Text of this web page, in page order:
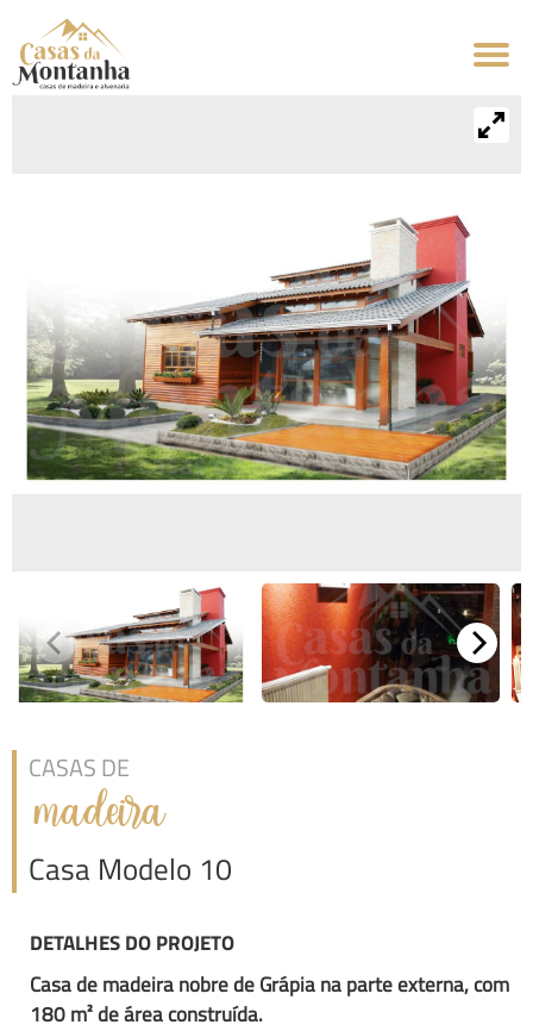
CASAS DE
madeira
Casa Modelo 10
DETALHES DO PROJETO
Casa de madeira nobre de Grápia na parte externa, com
180 m² de área construída.